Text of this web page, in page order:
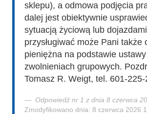
sklepu), a odmowa podjęcia
dalej jest obiektywnie
sytuacją życiową lub
przysługiwać może Pani także
pieniężna na podstawie
zwolnieniach grupowych.
Tomasz R. Weigt, tel. 601-225-
Odpowiedź nr 1 z dnia 8 czerwca
Zmodyfikowano dnia: 8 czerwca 2026